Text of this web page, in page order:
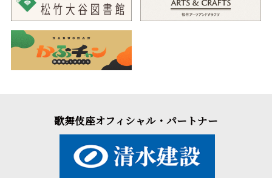
歌舞伎座オフィシャル・パートナー